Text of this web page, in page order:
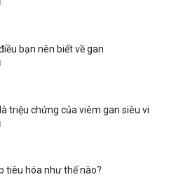
bạn nên biết về gan
triệu chứng của viêm gan siêu vi
tiêu hóa như thế nào?